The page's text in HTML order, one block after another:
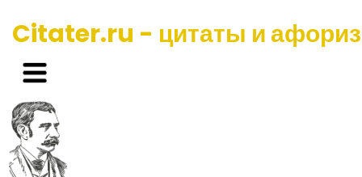
Citater.ru - цитаты и